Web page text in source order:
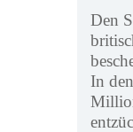
Den
In